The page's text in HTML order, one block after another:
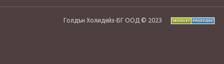
Голдън Холидейз-БГ ООД © 2023